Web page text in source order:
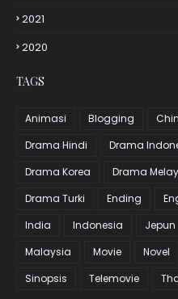
2021
2020
TAGS
Animasi Blogging
Drama Hindi
Drama
Drama Korea
Drama
Drama Turki
Ending
India
Indonesia Jepun
Malaysia
Movie Novel
Sinopsis
Telemovie